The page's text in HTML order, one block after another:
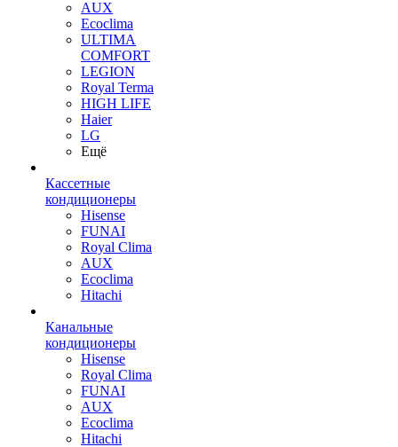
AUX
Ecoclima
ULTIMA
COMFORT
LEGION
Royal Terma
HIGH LIFE
Haier
LG
Ещё
Кассетные
кондиционеры
Hisense
FUNAI
Royal Clima
AUX
Ecoclima
Hitachi
Канальные
кондиционеры
Hisense
Royal Clima
FUNAI
AUX
Ecoclima
Hitachi